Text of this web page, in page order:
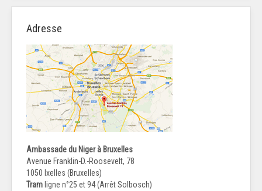
Adresse
Ambassade du Niger à Bruxelles
Avenue Franklin-D.-Roosevelt, 78
1050 Ixelles (Bruxelles)
Tram ligne n°25 et 94 (Arrêt Solbosch)